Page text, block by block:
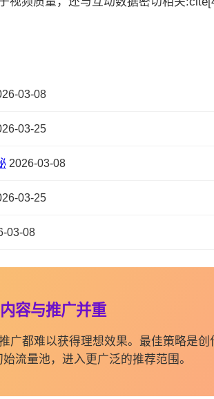
03-08
03-25
2026-03-08
03-25
03-08
容与推广并重
都难以获得理想效果。最佳策略是
流量池，进入更广泛的推荐范围。